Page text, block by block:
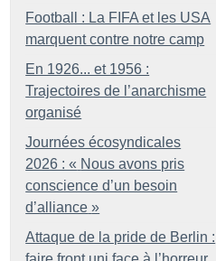
Football : La FIFA et les USA
marquent contre notre camp
En 1926... et 1956 :
Trajectoires de l’anarchisme
organisé
Journées écosyndicales
2026 : « Nous avons pris
conscience d’un besoin
d’alliance »
Attaque de la pride de Berlin :